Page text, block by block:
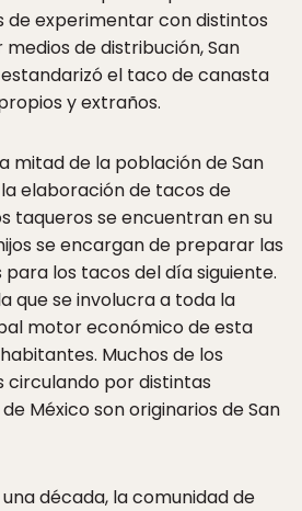
de experimentar con distintos
de distribución, San
el taco de canasta
y extraños.
mitad de la población de San
elaboración de tacos de
taqueros se encuentran en su
se encargan de preparar las
para los tacos del día siguiente.
que se involucra a toda la
motor económico de esta
Muchos de los
circulando por distintas
México son originarios de San
década, la comunidad de